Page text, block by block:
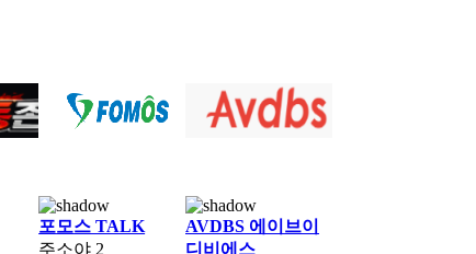
포모스 TALK
주소야 2
AVDBS 에이브이
디비에스